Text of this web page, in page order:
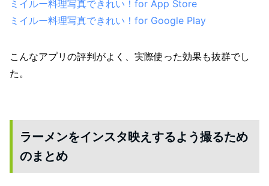
ミイルー料理写真できれい！for App Store
ミイルー料理写真できれい！for Google Play
こんなアプリの評判がよく、実際使った効果も抜群でし
た。
ラーメンをインスタ映えするよう撮るため
のまとめ